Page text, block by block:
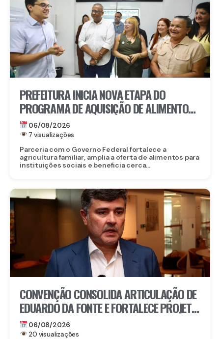
PREFEITURA INICIA NOVA ETAPA DO
PROGRAMA DE AQUISIÇÃO DE ALIMENTOS E
ANUNCIA CRIAÇÃO DO PAA RECIFE
06/08/2026
7 visualizações
Parceria com o Governo Federal fortalece a
agricultura familiar, amplia a oferta de alimentos para
instituições sociais e beneficia cerca...
CONVENÇÃO CONSOLIDA ARTICULAÇÃO DE
EDUARDO DA FONTE E FORTALECE PROJETO
PARA O SENADO
06/08/2026
20 visualizações